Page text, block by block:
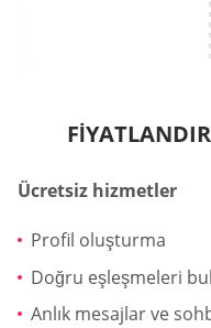
Ücretsiz hizmetler
Profil oluşturma
Doğru eşleşmeleri
Anlık mesajlar ve